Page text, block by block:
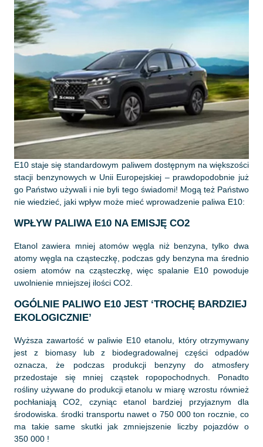
E10 staje się standardowym paliwem dostępnym na większości
stacji benzynowych w Unii Europejskiej – prawdopodobnie już
go Państwo używali i nie byli tego świadomi! Mogą też Państwo
nie wiedzieć, jaki wpływ może mieć wprowadzenie paliwa E10:
WPŁYW PALIWA E10 NA EMISJĘ CO2
Etanol zawiera mniej atomów węgla niż benzyna, tylko dwa
atomy węgla na cząsteczkę, podczas gdy benzyna ma średnio
osiem atomów na cząsteczkę, więc spalanie E10 powoduje
uwolnienie mniejszej ilości CO2.
OGÓLNIE PALIWO E10 JEST ‘TROCHĘ BARDZIEJ
EKOLOGICZNIE’
Wyższa zawartość w paliwie E10 etanolu, który otrzymywany
jest z biomasy lub z biodegradowalnej części odpadów
oznacza, że podczas produkcji benzyny do atmosfery
przedostaje się mniej cząstek ropopochodnych. Ponadto
rośliny używane do produkcji etanolu w miarę wzrostu również
pochłaniają CO2, czyniąc etanol bardziej przyjaznym dla
środowiska. środki transportu nawet o 750 000 ton rocznie, co
ma takie same skutki jak zmniejszenie liczby pojazdów o
350 000 !